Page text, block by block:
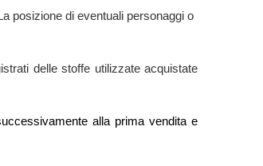
posizione di eventuali personaggi o
delle stoffe utilizzate acquistate
alla prima vendita e